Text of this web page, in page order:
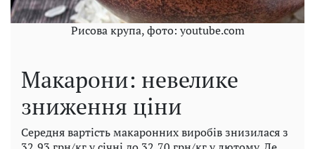
Рисова крупа, фото: youtube.com
Макарони: невелике
зниження ціни
Середня вартість макаронних виробів знизилася з